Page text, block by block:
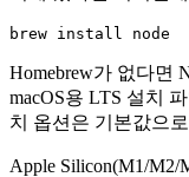
Homebrew가 없다면
macOS용 LTS 설치
치 옵션은 기본값으
Apple Silicon(M1/M2/